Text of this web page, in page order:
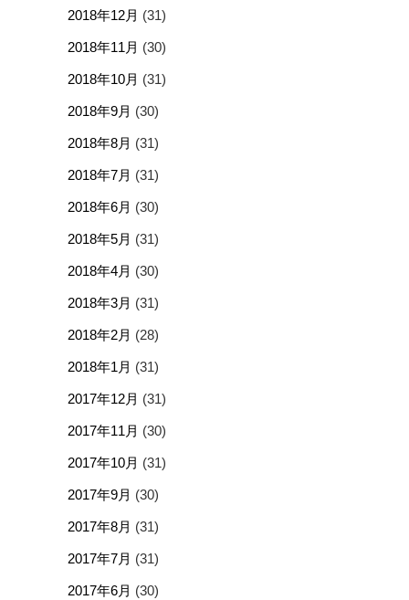
2018年12月 (31)
2018年11月 (30)
2018年10月 (31)
2018年9月 (30)
2018年8月 (31)
2018年7月 (31)
2018年6月 (30)
2018年5月 (31)
2018年4月 (30)
2018年3月 (31)
2018年2月 (28)
2018年1月 (31)
2017年12月 (31)
2017年11月 (30)
2017年10月 (31)
2017年9月 (30)
2017年8月 (31)
2017年7月 (31)
2017年6月 (30)